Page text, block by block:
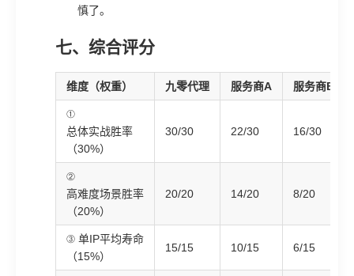
慎了。
七、综合评分
维度（权重） 九零代理 服务商A 服务商B
①
总体实战胜率
（30%）
30/30 22/30 16/30
②
高难度场景胜率
（20%）
20/20 14/20 8/20
③ 单IP平均寿命
（15%）
15/15 10/15 6/15